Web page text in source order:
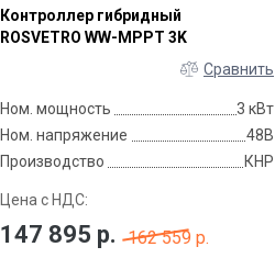
Контроллер гибридный
ROSVETRO WW-MPPT 3K
Сравнить
Ном. мощность
3 кВт
Ном. напряжение
48В
Производство
КНР
Цена с НДС:
147 895 р. 162 559 р.